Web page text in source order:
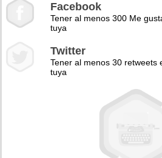
Facebook
Tener al menos 300 Me
tuya
Twitter
Tener al menos 30 retweets
tuya